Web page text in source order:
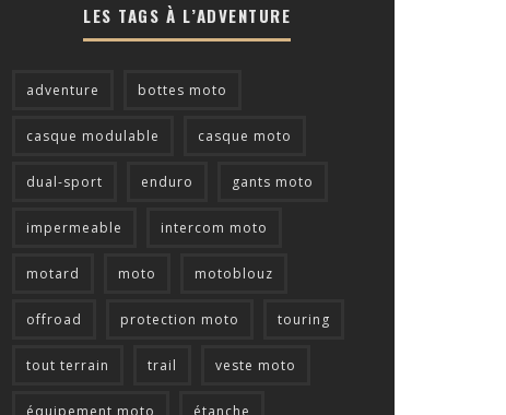
LES TAGS À L’ADVENTURE
adventure bottes moto
casque modulable casque moto
dual-sport enduro gants moto
impermeable intercom moto
motard moto motoblouz
offroad protection moto touring
tout terrain trail veste moto
équipement moto étanche